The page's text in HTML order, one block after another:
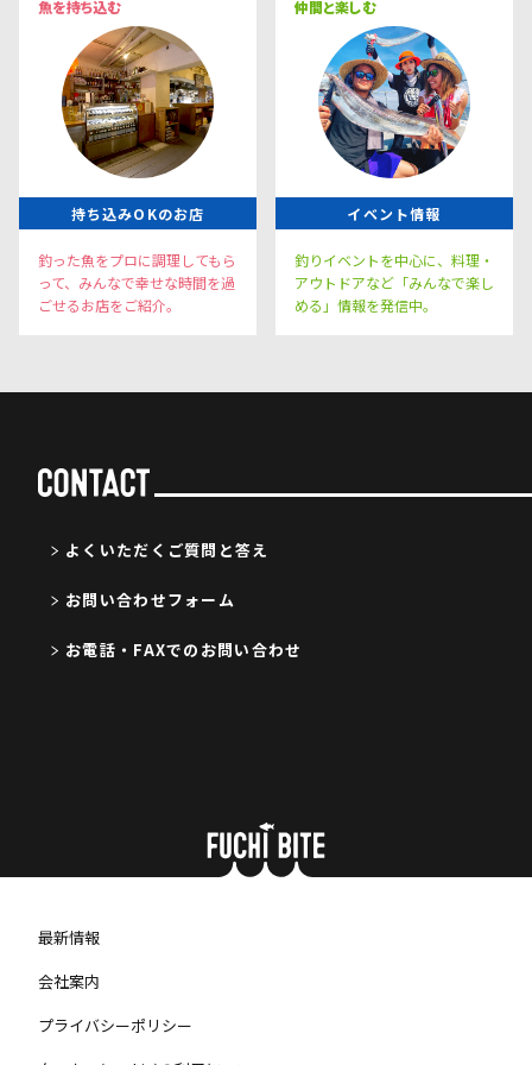
魚を持ち込む
持ち込みOKのお店
釣った魚をプロに調理してもら
って、みんなで幸せな時間を過
ごせるお店をご紹介。
仲間と楽しむ
イベント情報
釣りイベントを中心に、料理・
アウトドアなど「みんなで楽し
める」情報を発信中。
よくいただくご質問と答え
お問い合わせフォーム
お電話・FAXでのお問い合わせ
最新情報
会社案内
プライバシーポリシー